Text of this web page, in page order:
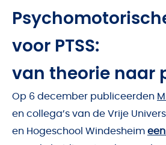
voor PTSS:
van theorie naar
Op 6 december publiceerden
en collega’s van de Vrije
en Hogeschool Windesheim